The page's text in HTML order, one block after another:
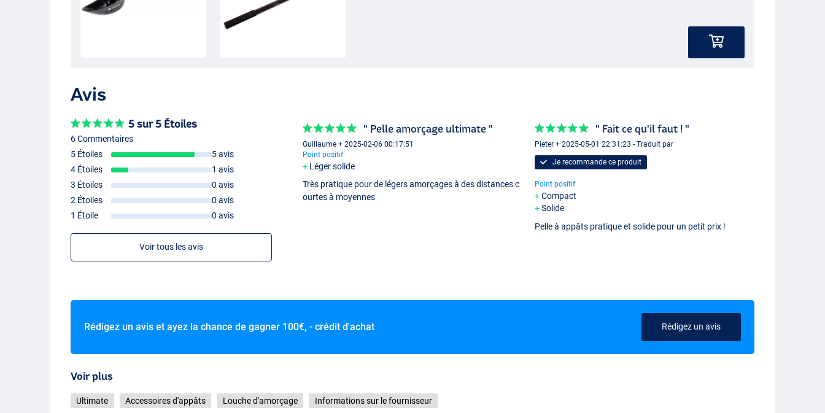
Avis
5 sur 5 Étoiles
6 Commentaires
5 Étoiles
5 avis
4 Étoiles
1 avis
3 Étoiles
0 avis
2 Étoiles
0 avis
1 Étoile
0 avis
Voir tous les avis
" Pelle amorçage ultimate "
Guillaume + 2025-02-06 00:17:51
Point positif
Léger solide
Très pratique pour de légers amorçages à des distances c
ourtes à moyennes
" Fait ce qu'il faut ! "
Pieter + 2025-05-01 22:31:23 - Traduit par
Je recommande ce produit
Point positif
Compact
Solide
Pelle à appâts pratique et solide pour un petit prix !
Rédigez un avis et ayez la chance de gagner 100€, - crédit d'achat Rédigez un avis
Voir plus
Ultimate Accessoires d'appâts Louche d'amorçage Informations sur le fournisseur